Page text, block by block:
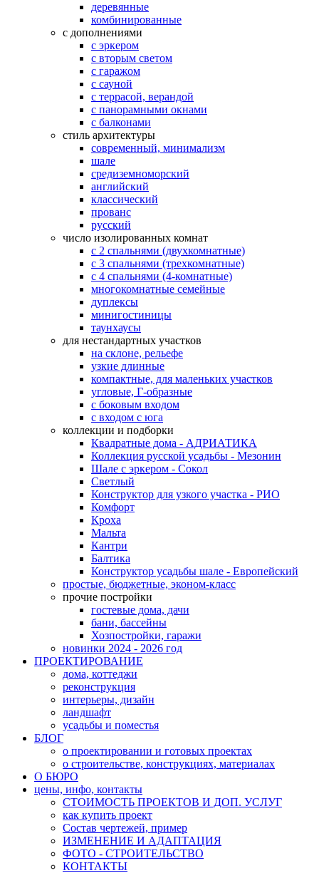
деревянные
комбинированные
с дополнениями
с эркером
с вторым светом
с гаражом
с сауной
с террасой, верандой
с панорамными окнами
с балконами
стиль архитектуры
современный, минимализм
шале
средиземноморский
английский
классический
прованс
русский
число изолированных комнат
с 2 спальнями (двухкомнатные)
с 3 спальнями (трехкомнатные)
с 4 спальнями (4-комнатные)
многокомнатные семейные
дуплексы
минигостиницы
таунхаусы
для нестандартных участков
на склоне, рельефе
узкие длинные
компактные, для маленьких участков
угловые, Г-образные
с боковым входом
с входом с юга
коллекции и подборки
Квадратные дома - АДРИАТИКА
Коллекция русской усадьбы - Мезонин
Шале с эркером - Сокол
Светлый
Конструктор для узкого участка - РИО
Комфорт
Кроха
Мальта
Кантри
Балтика
Конструктор усадьбы шале - Европейский
простые, бюджетные, эконом-класс
прочие постройки
гостевые дома, дачи
бани, бассейны
Хозпостройки, гаражи
новинки 2024 - 2026 год
ПРОЕКТИРОВАНИЕ
дома, коттеджи
реконструкция
интерьеры, дизайн
ландшафт
усадьбы и поместья
БЛОГ
о проектировании и готовых проектах
о строительстве, конструкциях, материалах
О БЮРО
цены, инфо, контакты
СТОИМОСТЬ ПРОЕКТОВ И ДОП. УСЛУГ
как купить проект
Состав чертежей, пример
ИЗМЕНЕНИЕ И АДАПТАЦИЯ
ФОТО - СТРОИТЕЛЬСТВО
КОНТАКТЫ